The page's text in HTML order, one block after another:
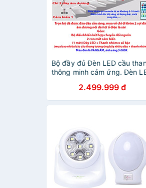
Bộ đầy đủ Đèn LED cầu
thông minh cảm ứng. Đèn
thể con người2.499.999 đ